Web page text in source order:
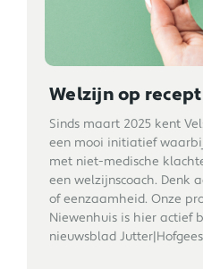
Welzijn op recept
Sinds maart 2025 kent
een mooi initiatief
met niet-medische
een welzijnscoach. Denk
of eenzaamheid. Onze
Niewenhuis is hier actief
nieuwsblad